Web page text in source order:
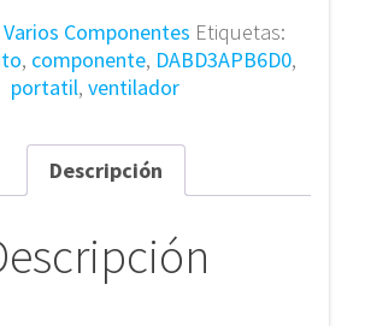
Varios Componentes Etiquetas:
, componente, DABD3APB6D0,
portatil, ventilador
Descripción